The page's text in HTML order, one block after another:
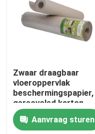
Huis
Producten
Ongeveer ons
Zwaar draagbaar
vloeroppervlak
beschermingspapier,
gerecycled karton
Aanvraag sturen